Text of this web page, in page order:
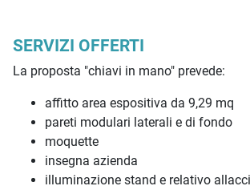
SERVIZI OFFERTI
La proposta "chiavi in mano" prevede:
affitto area espositiva da 9,29 mq
pareti modulari laterali e di fondo
moquette
insegna azienda
illuminazione stand e relativo